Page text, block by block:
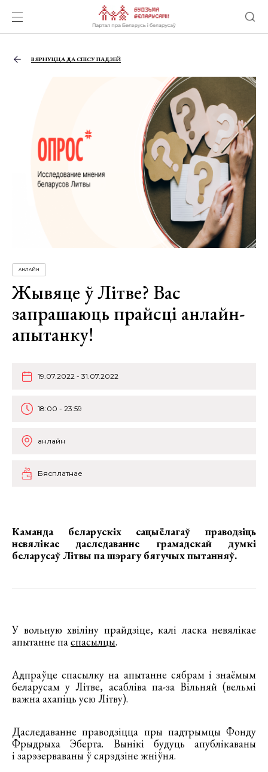
ВЯРНУЦЦА ДА СПІСУ ПАДЗЕЙ
АНЛАЙН
Жывяце ў Літве? Вас
запрашаюць прайсці анлайн-
апытанку!
19.07.2022 - 31.07.2022
18:00 - 23:59
анлайн
Бясплатнае
Каманда беларускіх сацыёлагаў праводзіць
невялікае даследаванне грамадскай думкі
беларусаў Літвы па шэрагу бягучых пытанняў.
У вольную хвіліну прайдзіце, калі ласка невялікае
апытанне паспасылцы.
Адпраўце спасылку на апытанне сябрам і знаёмым
беларусам у Літве, асабліва па-за Вільняй (вельмі
важна ахапіць усю Літву).
Даследаванне праводзіцца пры падтрымцы Фонду
Фрыдрыха Эберта. Вынікі будуць апублікаваны
і зарэзерваваны ў сярэдзіне жніўня.